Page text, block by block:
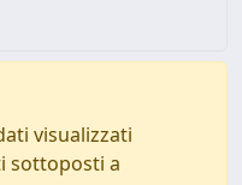
visualizzati
sottoposti a